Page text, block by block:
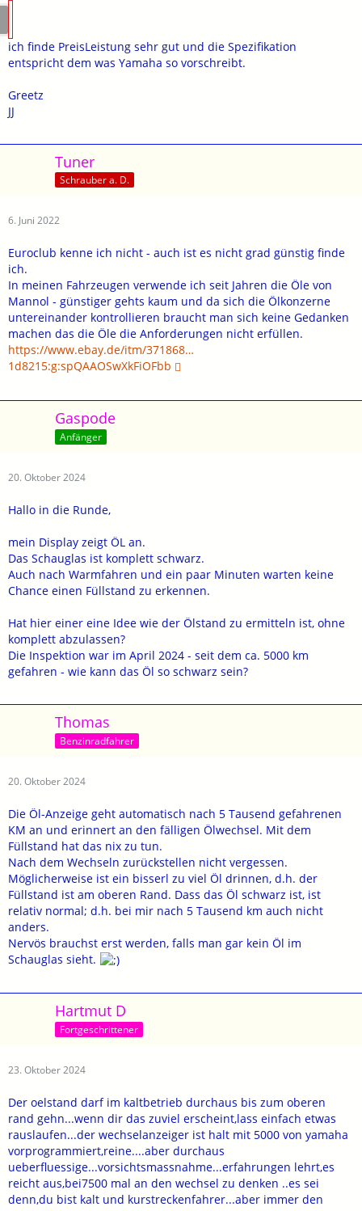
ich finde PreisLeistung sehr gut und die Spezifikation
entspricht dem was Yamaha so vorschreibt.
Greetz
JJ
Tuner
Schrauber a. D.
6. Juni 2022
Euroclub kenne ich nicht - auch ist es nicht grad günstig finde
ich.
In meinen Fahrzeugen verwende ich seit Jahren die Öle von
Mannol - günstiger gehts kaum und da sich die Ölkonzerne
untereinander kontrollieren braucht man sich keine Gedanken
machen das die Öle die Anforderungen nicht erfüllen.
https://www.ebay.de/itm/371868…
1d8215:g:spQAAOSwXkFiOFbb
Gaspode
Anfänger
20. Oktober 2024
Hallo in die Runde,
mein Display zeigt ÖL an.
Das Schauglas ist komplett schwarz.
Auch nach Warmfahren und ein paar Minuten warten keine
Chance einen Füllstand zu erkennen.
Hat hier einer eine Idee wie der Ölstand zu ermitteln ist, ohne
komplett abzulassen?
Die Inspektion war im April 2024 - seit dem ca. 5000 km
gefahren - wie kann das Öl so schwarz sein?
Thomas
Benzinradfahrer
20. Oktober 2024
Die Öl-Anzeige geht automatisch nach 5 Tausend gefahrenen
KM an und erinnert an den fälligen Ölwechsel. Mit dem
Füllstand hat das nix zu tun.
Nach dem Wechseln zurückstellen nicht vergessen.
Möglicherweise ist ein bisserl zu viel Öl drinnen, d.h. der
Füllstand ist am oberen Rand. Dass das Öl schwarz ist, ist
relativ normal; d.h. bei mir nach 5 Tausend km auch nicht
anders.
Nervös brauchst erst werden, falls man gar kein Öl im
Schauglas sieht.
Hartmut D
Fortgeschrittener
23. Oktober 2024
Der oelstand darf im kaltbetrieb durchaus bis zum oberen
rand gehn...wenn dir das zuviel erscheint,lass einfach etwas
rauslaufen...der wechselanzeiger ist halt mit 5000 von yamaha
vorprogrammiert,reine....aber durchaus
ueberfluessige...vorsichtsmassnahme...erfahrungen lehrt,es
reicht aus,bei7500 mal an den wechsel zu denken ..es sei
denn,du bist kalt und kurstreckenfahrer...aber immer den